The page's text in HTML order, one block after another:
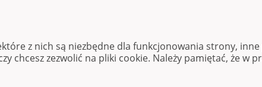
z nich są niezbędne dla funkcjonowania strony,
chcesz zezwolić na pliki cookie. Należy pamiętać, że